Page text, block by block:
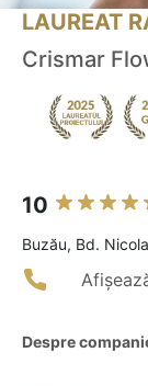
LAUREAT
Crismar
10
Buzău, Bd.
Despre